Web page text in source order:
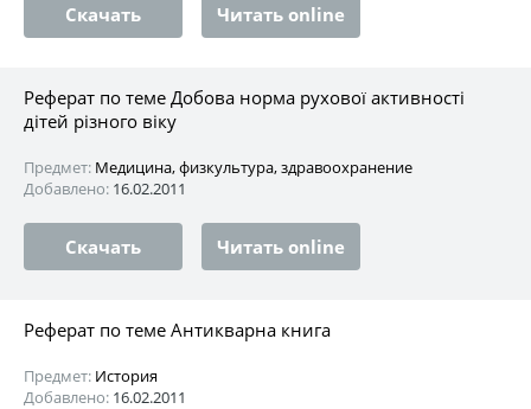
Скачать Читать online
Реферат по теме Добова норма рухової активності
дітей різного віку
Предмет: Медицина, физкультура, здравоохранение
Добавлено: 16.02.2011
Скачать Читать online
Реферат по теме Антикварна книга
Предмет: История
Добавлено: 16.02.2011